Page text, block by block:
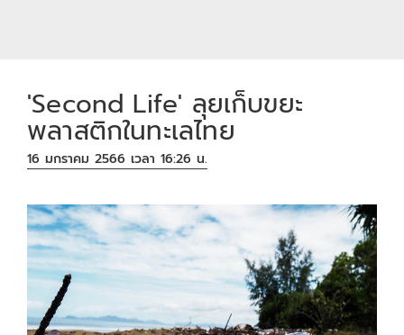
'Second Life' ลุยเก็บขยะ
พลาสติกในทะเลไทย
16 มกราคม 2566 เวลา 16:26 น.